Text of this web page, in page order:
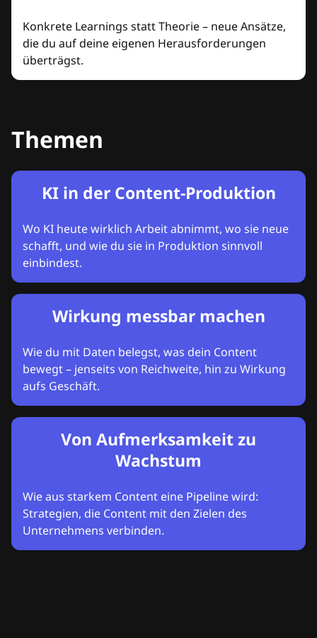
Konkrete Learnings statt Theorie – neue Ansätze,
die du auf deine eigenen Herausforderungen
überträgst.
Themen
KI in der Content-Produktion
Wo KI heute wirklich Arbeit abnimmt, wo sie neue
schafft, und wie du sie in Produktion sinnvoll
einbindest.
Wirkung messbar machen
Wie du mit Daten belegst, was dein Content
bewegt – jenseits von Reichweite, hin zu Wirkung
aufs Geschäft.
Von Aufmerksamkeit zu
Wachstum
Wie aus starkem Content eine Pipeline wird:
Strategien, die Content mit den Zielen des
Unternehmens verbinden.